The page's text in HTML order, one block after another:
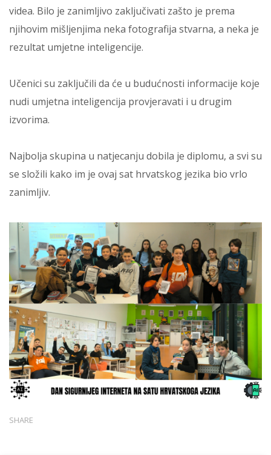
videa. Bilo je zanimljivo zaključivati zašto je prema
njihovim mišljenjima neka fotografija stvarna, a neka je
rezultat umjetne inteligencije.
Učenici su zaključili da će u budućnosti informacije koje
nudi umjetna inteligencija provjeravati i u drugim
izvorima.
Najbolja skupina u natjecanju dobila je diplomu, a svi su
se složili kako im je ovaj sat hrvatskog jezika bio vrlo
zanimljiv.
SHARE